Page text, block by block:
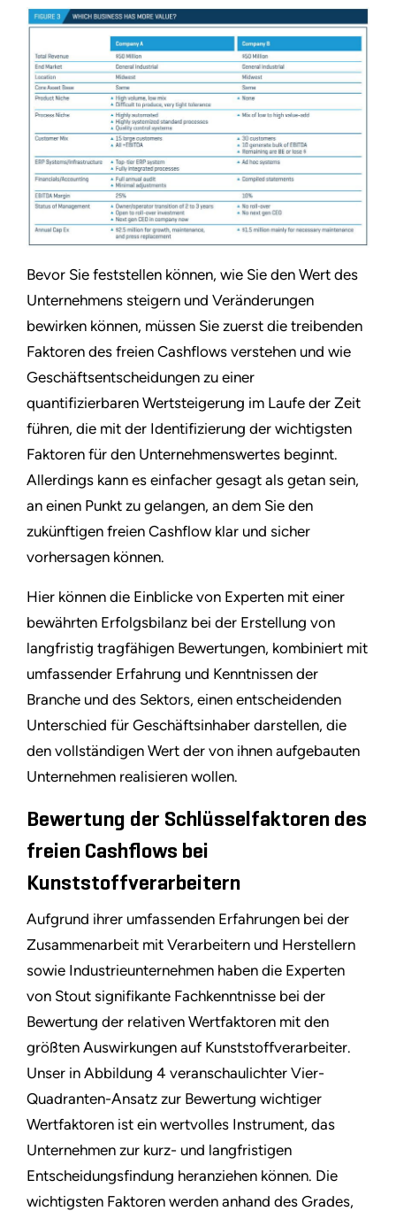
Bevor Sie feststellen können, wie Sie den Wert des
Unternehmens steigern und Veränderungen
bewirken können, müssen Sie zuerst die treibenden
Faktoren des freien Cashflows verstehen und wie
Geschäftsentscheidungen zu einer
quantifizierbaren Wertsteigerung im Laufe der Zeit
führen, die mit der Identifizierung der wichtigsten
Faktoren für den Unternehmenswertes beginnt.
Allerdings kann es einfacher gesagt als getan sein,
an einen Punkt zu gelangen, an dem Sie den
zukünftigen freien Cashflow klar und sicher
vorhersagen können.
Hier können die Einblicke von Experten mit einer
bewährten Erfolgsbilanz bei der Erstellung von
langfristig tragfähigen Bewertungen, kombiniert mit
umfassender Erfahrung und Kenntnissen der
Branche und des Sektors, einen entscheidenden
Unterschied für Geschäftsinhaber darstellen, die
den vollständigen Wert der von ihnen aufgebauten
Unternehmen realisieren wollen.
Bewertung der Schlüsselfaktoren des
freien Cashflows bei
Kunststoffverarbeitern
Aufgrund ihrer umfassenden Erfahrungen bei der
Zusammenarbeit mit Verarbeitern und Herstellern
sowie Industrieunternehmen haben die Experten
von Stout signifikante Fachkenntnisse bei der
Bewertung der relativen Wertfaktoren mit den
größten Auswirkungen auf Kunststoffverarbeiter.
Unser in Abbildung 4 veranschaulichter Vier-
Quadranten-Ansatz zur Bewertung wichtiger
Wertfaktoren ist ein wertvolles Instrument, das
Unternehmen zur kurz- und langfristigen
Entscheidungsfindung heranziehen können. Die
wichtigsten Faktoren werden anhand des Grades,